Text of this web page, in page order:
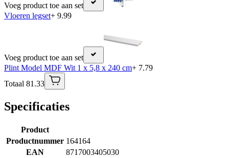
Voeg product toe aan set
Vloeren legset+ 9.99
Voeg product toe aan set
Plint Model MDF Wit 1 x 5,8 x 240 cm+ 7.79
Totaal 81.33
Specificaties
Product
Productnummer 164164
EAN
8717003405030